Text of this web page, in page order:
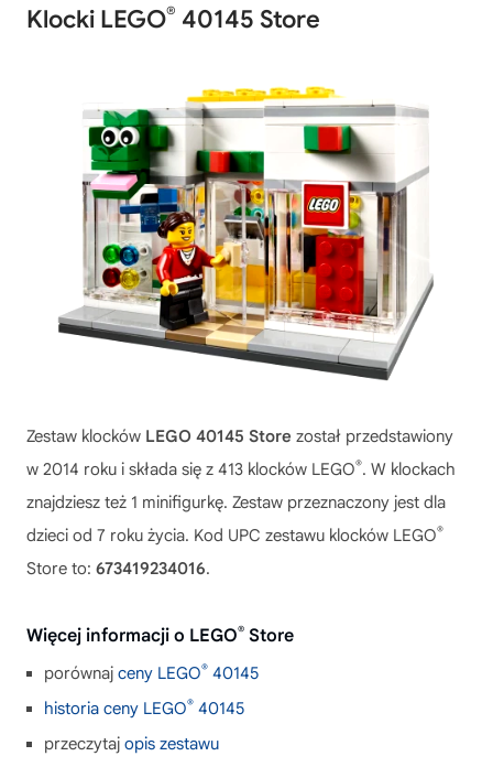
Klocki LEGO® 40145 Store
Zestaw klocków LEGO 40145 Store został przedstawiony
w 2014 roku i składa się z 413 klocków LEGO®. W klockach
znajdziesz też 1 minifigurkę. Zestaw przeznaczony jest dla
dzieci od 7 roku życia. Kod UPC zestawu klocków LEGO®
Store to: 673419234016.
Więcej informacji o LEGO® Store
porównaj ceny LEGO® 40145
historia ceny LEGO® 40145
przeczytaj opis zestawu